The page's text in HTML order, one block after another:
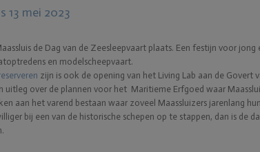
13 mei 2023
de Dag van de Zeesleepvaart plaats. Een festijn voor jong
en modelscheepvaart.
zijn is ook de opening van het Living Lab aan de Govert
uitleg over de plannen voor het Maritieme Erfgoed waar
aan het varend bestaan waar zoveel Maassluizers jarenlang
bij een van de historische schepen op te stappen, dan is de